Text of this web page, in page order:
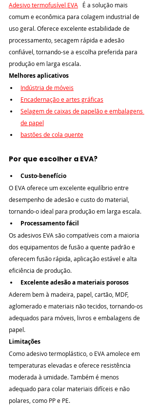
Adesivo termofusível EVA
É a solução mais
comum e econômica para colagem industrial de
uso geral. Oferece excelente estabilidade de
processamento, secagem rápida e adesão
confiável, tornando-se a escolha preferida para
produção em larga escala.
Melhores aplicativos
Indústria de móveis
Encadernação e artes gráficas
Selagem de caixas de papelão e embalagens
de papel
bastões de cola quente
Por que escolher a EVA?
Custo-benefício
O EVA oferece um excelente equilíbrio entre
desempenho de adesão e custo do material,
tornando-o ideal para produção em larga escala.
Processamento fácil
Os adesivos EVA são compatíveis com a maioria
dos equipamentos de fusão a quente padrão e
oferecem fusão rápida, aplicação estável e alta
eficiência de produção.
Excelente adesão a materiais porosos
Aderem bem à madeira, papel, cartão, MDF,
aglomerado e materiais não tecidos, tornando-os
adequados para móveis, livros e embalagens de
papel.
Limitações
Como adesivo termoplástico, o EVA amolece em
temperaturas elevadas e oferece resistência
moderada à umidade. Também é menos
adequado para colar materiais difíceis e não
polares, como PP e PE.